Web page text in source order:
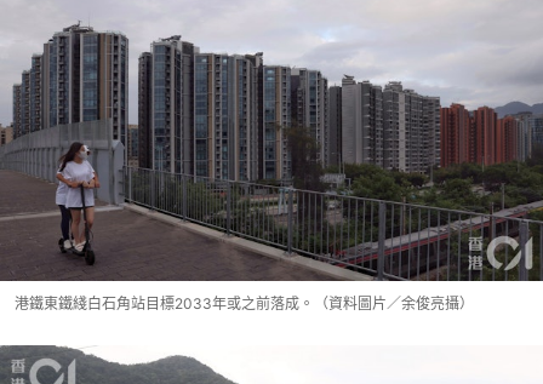
港鐵東鐵綫白石角站目標2033年或之前落成。（資料圖片／余俊亮攝）